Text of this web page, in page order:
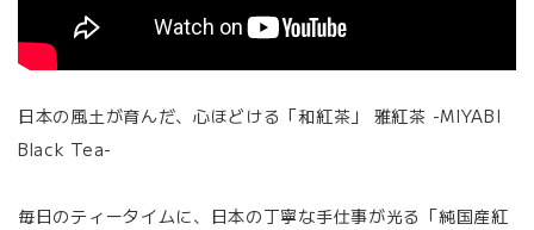
日本の風土が育んだ、心ほどける「和紅茶」 雅紅茶 -MIYABI
Black Tea-
毎日のティータイムに、日本の丁寧な手仕事が光る「純国産紅